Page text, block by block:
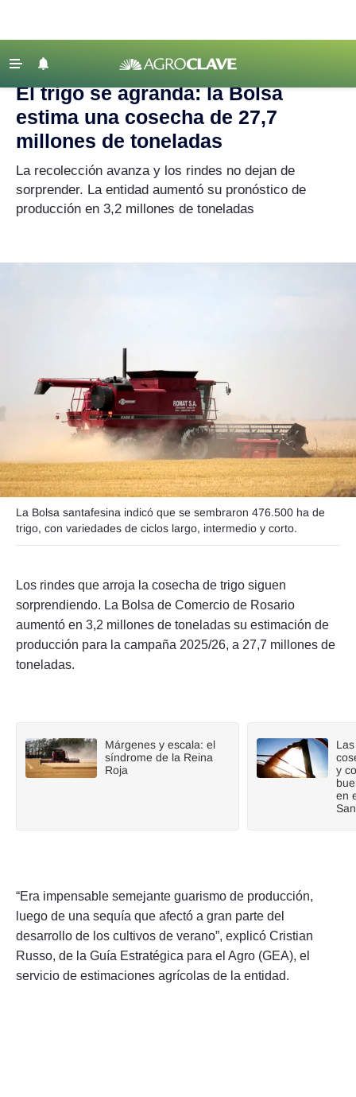
Agricultura
Ganadería
Lechería
Tecnología
Maquinaria agrícola
Seguinos
‹ VOLVER
Agroclave Crónicas de Campaña | trigo
El trigo se agranda: la Bolsa
estima una cosecha de 27,7
millones de toneladas
La recolección avanza y los rindes no dejan de
sorprender. La entidad aumentó su pronóstico de
producción en 3,2 millones de toneladas
La Bolsa santafesina indicó que se sembraron 476.500 ha de
trigo, con variedades de ciclos largo, intermedio y corto.
Los rindes que arroja la cosecha de trigo siguen
sorprendiendo. La Bolsa de Comercio de Rosario
aumentó en 3,2 millones de toneladas su estimación de
producción para la campaña 2025/26, a 27,7 millones de
toneladas.
Márgenes y escala: el
síndrome de la Reina
Roja
y
en
“Era impensable semejante guarismo de producción,
luego de una sequía que afectó a gran parte del
desarrollo de los cultivos de verano”, explicó Cristian
Russo, de la Guía Estratégica para el Agro (GEA), el
servicio de estimaciones agrícolas de la entidad.